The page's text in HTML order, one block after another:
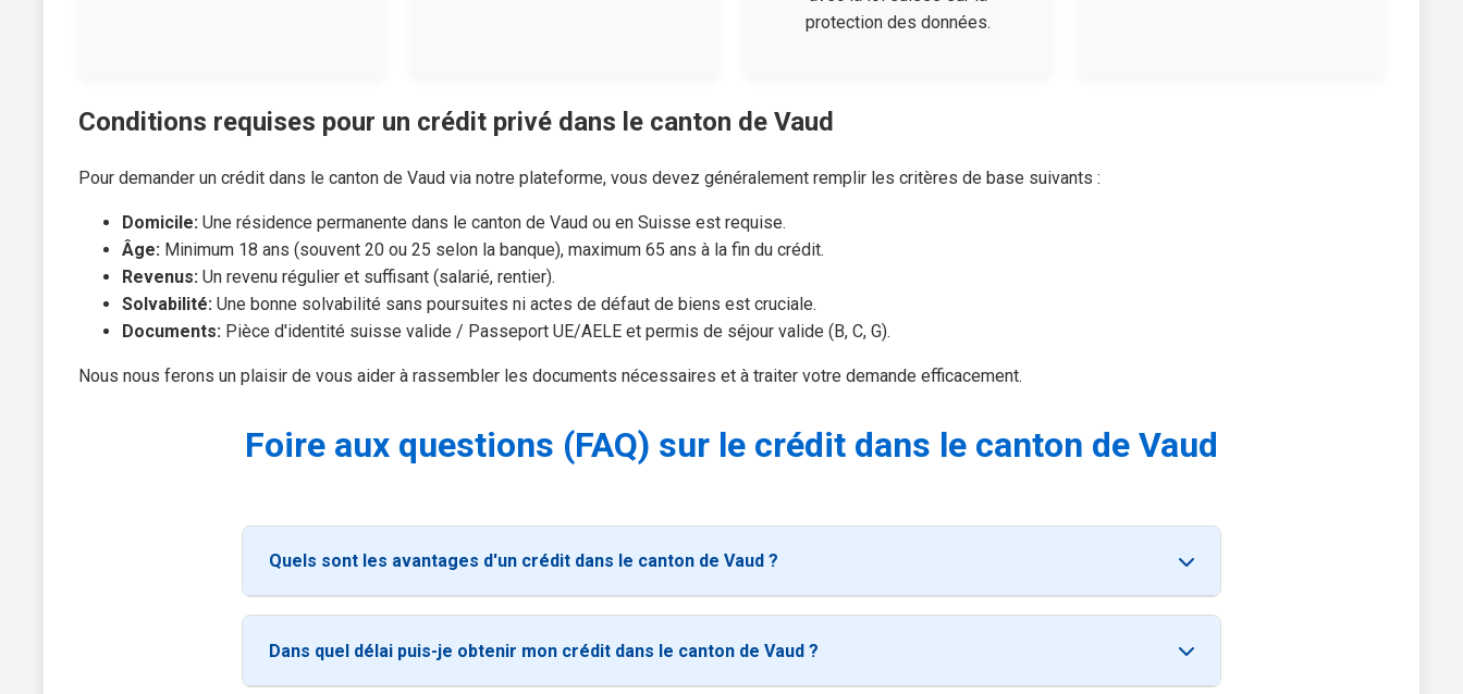
protection des données.
Conditions requises pour un crédit privé dans le canton de Vaud
Pour demander un crédit dans le canton de Vaud via notre plateforme, vous devez généralement remplir les critères de base suivants :
Domicile: Une résidence permanente dans le canton de Vaud ou en Suisse est requise.
Âge: Minimum 18 ans (souvent 20 ou 25 selon la banque), maximum 65 ans à la fin du crédit.
Revenus: Un revenu régulier et suffisant (salarié, rentier).
Solvabilité: Une bonne solvabilité sans poursuites ni actes de défaut de biens est cruciale.
Documents: Pièce d'identité suisse valide / Passeport UE/AELE et permis de séjour valide (B, C, G).
Nous nous ferons un plaisir de vous aider à rassembler les documents nécessaires et à traiter votre demande efficacement.
Foire aux questions (FAQ) sur le crédit dans le canton de Vaud
Quels sont les avantages d'un crédit dans le canton de Vaud ?
Dans quel délai puis-je obtenir mon crédit dans le canton de Vaud ?